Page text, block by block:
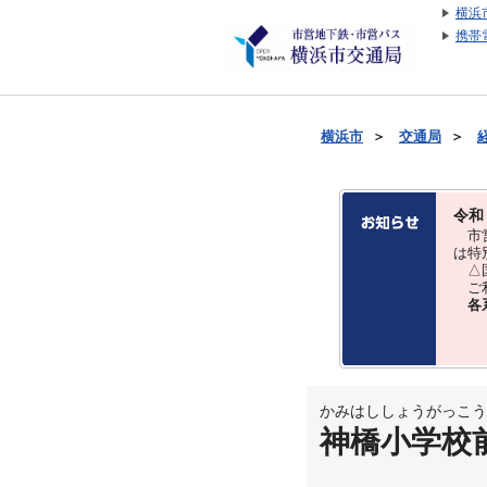
横浜
携帯
横浜市 ＞ 交通局 ＞
令和
市
は特
△国
ご
各
かみはししょうがっこ
神橋小学校